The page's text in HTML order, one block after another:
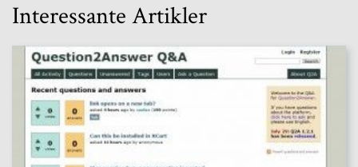
Interessante Artikler